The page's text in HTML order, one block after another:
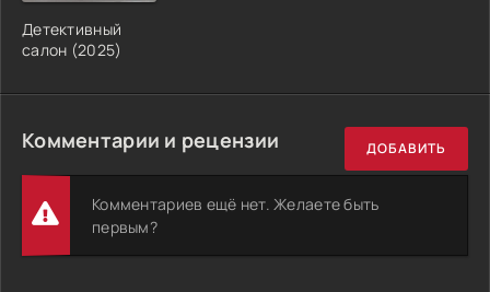
Детективный
салон (2025)
Комментарии и рецензии ДОБАВИТЬ
Комментариев ещё нет. Желаете быть
первым?